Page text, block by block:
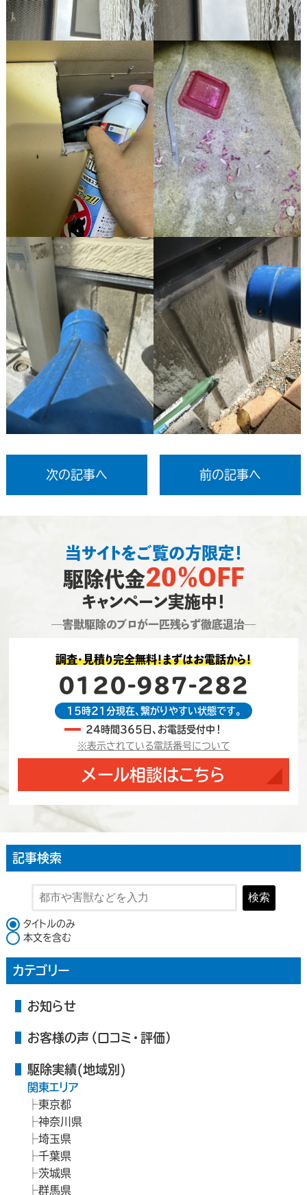
次の記事へ 前の記事へ
当サイトをご覧の方限定！
駆除代金20％OFF
キャンペーン実施中！
―害獣駆除のプロが一匹残らず徹底退治―
調査・見積り完全無料！まずはお電話から！
0120-987-282
15時21分現在、繋がりやすい状態です。
24時間365日、お電話受付中！
※表示されている電話番号について
メール相談はこちら
記事検索
検索
検索対象
タイトルのみ
本文を含む
カテゴリー
お知らせ
お客様の声（口コミ・評価）
駆除実績(地域別)
関東エリア
東京都
神奈川県
埼玉県
千葉県
茨城県
群馬県